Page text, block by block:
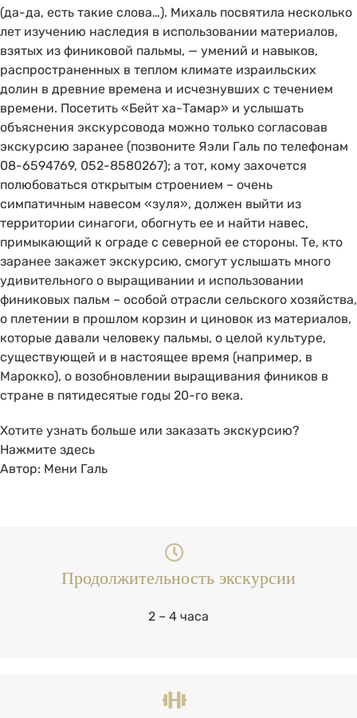
(да-да, есть такие слова…). Михаль посвятила несколько
лет изучению наследия в использовании материалов,
взятых из финиковой пальмы, — умений и навыков,
распространенных в теплом климате израильских
долин в древние времена и исчезнувших с течением
времени. Посетить «Бейт ха-Тамар» и услышать
объяснения экскурсовода можно только согласовав
экскурсию заранее (позвоните Яэли Галь по телефонам
08-6594769, 052-8580267); а тот, кому захочется
полюбоваться открытым строением – очень
симпатичным навесом «зуля», должен выйти из
территории синагоги, обогнуть ее и найти навес,
примыкающий к ограде с северной ее стороны. Те, кто
заранее закажет экскурсию, смогут услышать много
удивительного о выращивании и использовании
финиковых пальм – особой отрасли сельского хозяйства,
о плетении в прошлом корзин и циновок из материалов,
которые давали человеку пальмы, о целой культуре,
существующей и в настоящее время (например, в
Марокко), о возобновлении выращивания фиников в
стране в пятидесятые годы 20-го века.
Хотите узнать больше или заказать экскурсию?
Нажмите здесь
Автор: Мени Галь
Продолжительность экскурсии
2 – 4 часа